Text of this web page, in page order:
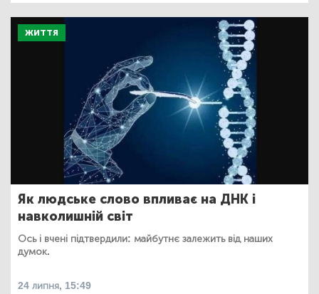
ЖИТТЯ
Як людське слово впливає на ДНК і
навколишній світ
Ось і вчені підтвердили: майбутнє залежить від наших
думок.
24 липня, 15:49